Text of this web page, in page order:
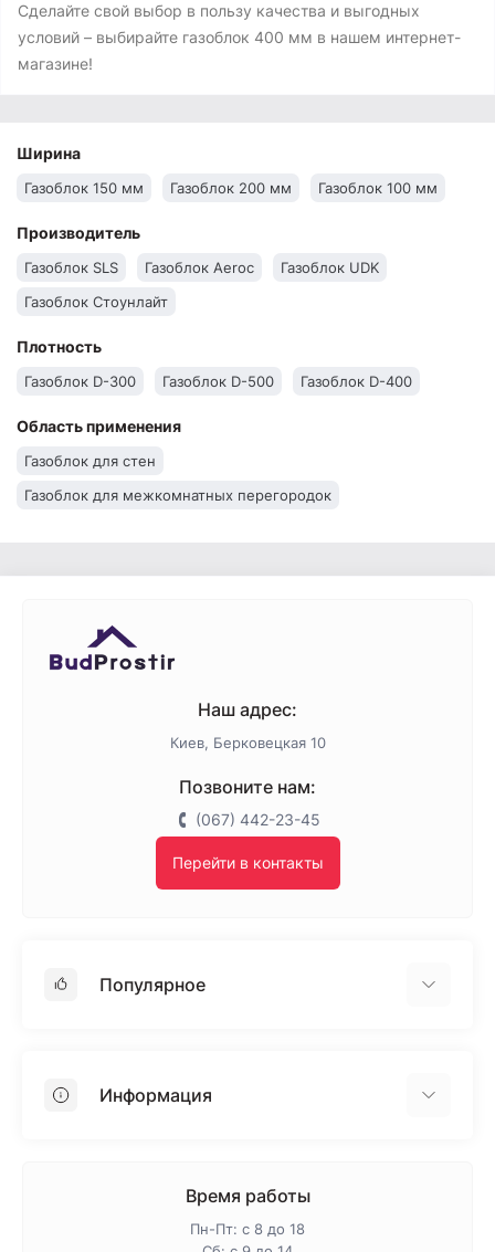
Сделайте свой выбор в пользу качества и выгодных
условий – выбирайте газоблок 400 мм в нашем интернет-
магазине!
Ширина
Газоблок 150 мм Газоблок 200 мм Газоблок 100 мм
Производитель
Газоблок SLS Газоблок Aeroc
Газоблок UDK
Газоблок Стоунлайт
Плотность
Газоблок D-300 Газоблок D-500 Газоблок D-400
Область применения
Газоблок для стен
Газоблок для межкомнатных перегородок
Наш адрес:
Киев, Берковецкая 10
Позвоните нам:
(067) 442-23-45
Перейти в контакты
Популярное
ПенопластИнформация
Время работы
Пн-Пт: с 8 до 18